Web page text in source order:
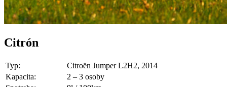
Citrón
Typ:
Citroën Jumper L2H2, 2014
Kapacita:
2 – 3 osoby